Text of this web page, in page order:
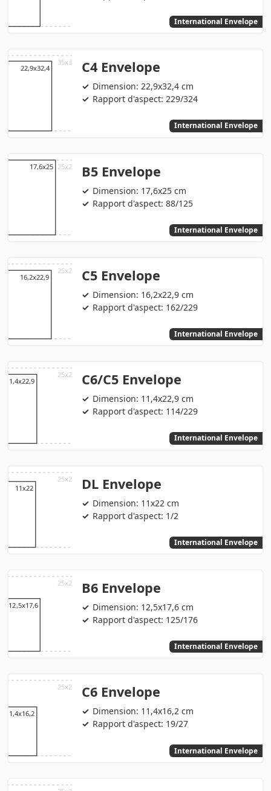
International Envelope
C4 Envelope
Dimension: 22,9x32,4 cm
Rapport d'aspect: 229/324
International Envelope
B5 Envelope
Dimension: 17,6x25 cm
Rapport d'aspect: 88/125
International Envelope
C5 Envelope
Dimension: 16,2x22,9 cm
Rapport d'aspect: 162/229
International Envelope
C6/C5 Envelope
Dimension: 11,4x22,9 cm
Rapport d'aspect: 114/229
International Envelope
DL Envelope
Dimension: 11x22 cm
Rapport d'aspect: 1/2
International Envelope
B6 Envelope
Dimension: 12,5x17,6 cm
Rapport d'aspect: 125/176
International Envelope
C6 Envelope
Dimension: 11,4x16,2 cm
Rapport d'aspect: 19/27
International Envelope